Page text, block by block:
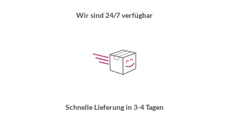
Wir sind 24/7 verfügbar
Schnelle Lieferung in 3-4 Tagen